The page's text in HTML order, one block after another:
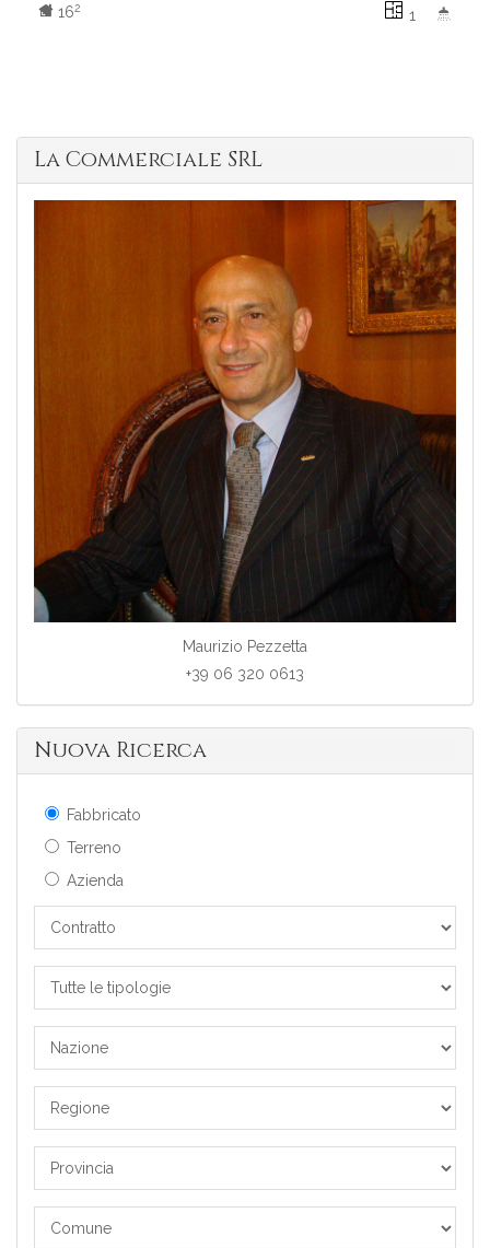
162 1
La Commerciale SRL
Maurizio Pezzetta
+39 06 320 0613
Nuova Ricerca
Fabbricato
Terreno
Azienda
Contratto
Tutte
le
Tipologie
Nazione
Regione
Provincia
Comune